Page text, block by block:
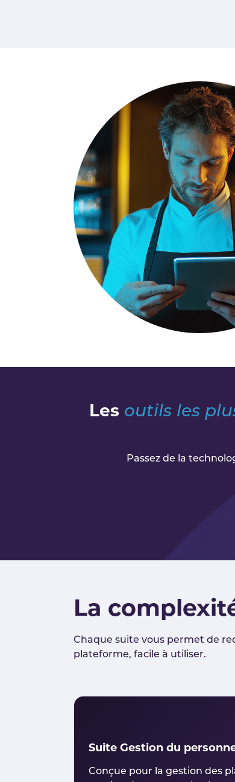
Les outils les
Passez de la
La
Chaque suite vous permet de
plateforme, facile à utiliser.
Suite Gestion du
Conçue pour la gestion des